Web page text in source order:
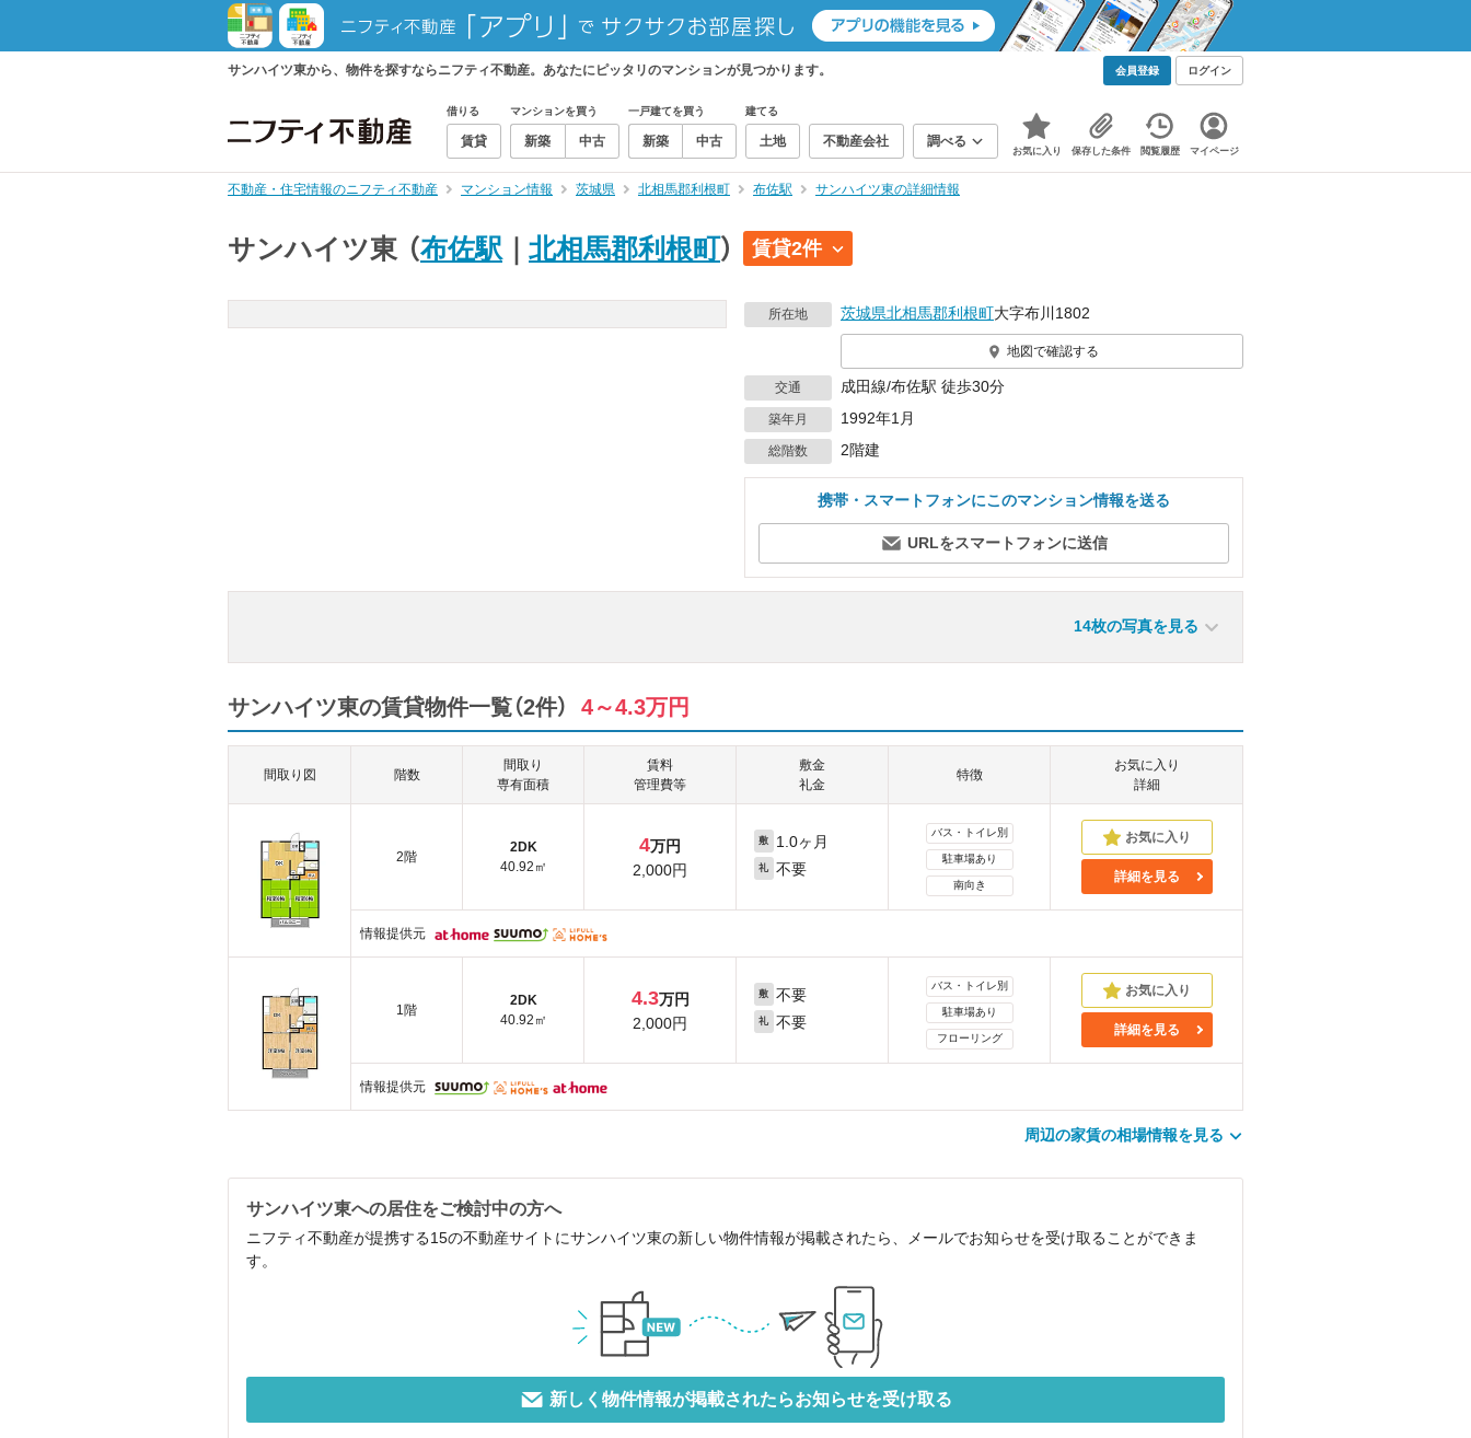
サンハイツ東から、物件を探すならニフティ不動産。あなたにピッタリのマンションが見つかります。 会員登録 ログイン
借りる
賃貸
マンションを買う
新築 中古
一戸建てを買う
新築 中古
建てる
土地 不動産会社 調べる
お気に入り 保存した条件 閲覧履歴 マイページ
不動産・住宅情報のニフティ不動産 マンション情報 茨城県 北相馬郡利根町 布佐駅 サンハイツ東の詳細情報
サンハイツ東 （布佐駅 北相馬郡利根町） 賃貸2件
所在地 茨城県北相馬郡利根町大字布川1802
地図で確認する
交通 成田線/布佐駅 徒歩30分
築年月 1992年1月
総階数 2階建
携帯・スマートフォンにこのマンション情報を送る
URLをスマートフォンに送信
14枚の写真を見る
サンハイツ東の賃貸物件一覧（2件） 4～4.3万円
間取り図 階数
間取り
専有面積
賃料
管理費等
敷金
礼金
特徴
お気に入り
詳細
2階
2DK
40.92㎡
4万円
2,000円
敷 1.0ヶ月
礼 不要
バス・トイレ別
駐車場あり
南向き
詳細を見る
情報提供元
1階
2DK
40.92㎡
4.3万円
2,000円
敷 不要
礼 不要
バス・トイレ別
駐車場あり
フローリング
詳細を見る
情報提供元
周辺の家賃の相場情報を見る
サンハイツ東への居住をご検討中の方へ
ニフティ不動産が提携する15の不動産サイトにサンハイツ東の新しい物件情報が掲載されたら、メールでお知らせを受け取ることができま
す。
新しく物件情報が掲載されたらお知らせを受け取る